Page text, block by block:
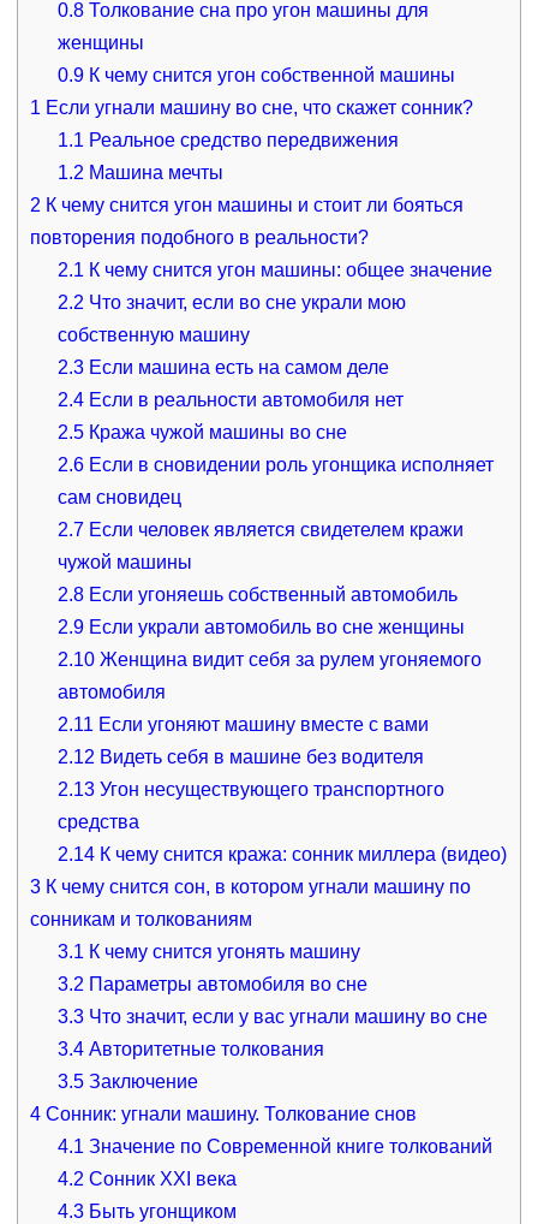
0.8 Толкование сна про угон машины для
женщины
0.9 К чему снится угон собственной машины
1 Если угнали машину во сне, что скажет сонник?
1.1 Реальное средство передвижения
1.2 Машина мечты
2 К чему снится угон машины и стоит ли бояться
повторения подобного в реальности?
2.1 К чему снится угон машины: общее значение
2.2 Что значит, если во сне украли мою
собственную машину
2.3 Если машина есть на самом деле
2.4 Если в реальности автомобиля нет
2.5 Кража чужой машины во сне
2.6 Если в сновидении роль угонщика исполняет
сам сновидец
2.7 Если человек является свидетелем кражи
чужой машины
2.8 Если угоняешь собственный автомобиль
2.9 Если украли автомобиль во сне женщины
2.10 Женщина видит себя за рулем угоняемого
автомобиля
2.11 Если угоняют машину вместе с вами
2.12 Видеть себя в машине без водителя
2.13 Угон несуществующего транспортного
средства
2.14 К чему снится кража: сонник миллера (видео)
3К чему снится сон, в котором угнали машину по
сонникам и толкованиям
3.1 К чему снится угонять машину
3.2 Параметры автомобиля во сне
3.3 Что значит, если у вас угнали машину во сне
3.4 Авторитетные толкования
3.5 Заключение
4Сонник: угнали машину. Толкование снов
4.1 Значение по Современной книге толкований
4.2 Сонник XXI века
4.3 Быть угонщиком